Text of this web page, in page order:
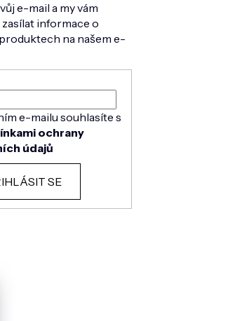
e-mail a my vám
informace o
na našem e-
e-mailu souhlasíte s
ochrany
údajů
SE